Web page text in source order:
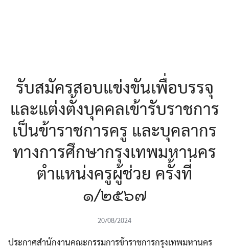
รับสมัครสอบแข่งขันเพื่อบรรจุ
และแต่งตั้งบุคคลเข้ารับราชการ
เป็นข้าราชการครู และบุคลากร
ทางการศึกษากรุงเทพมหานคร
ตำแหน่งครูผู้ช่วย ครั้งที่
๑/๒๕๖๗
20/08/2024
ประกาศสำนักงานคณะกรรมการข้าราชการกรุงเทพมหานคร